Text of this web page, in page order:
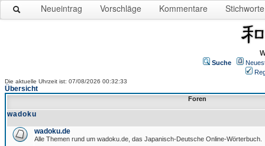
Neueintrag Vorschläge Kommentare Stichworte
Suche
Die aktuelle Uhrzeit ist: 07/08/2026 00:32:33
Übersicht
Foren
wadoku
wadoku.de
Alle Themen rund um wadoku.de, das Japanisch-Deutsche Online-Wörterbuch.